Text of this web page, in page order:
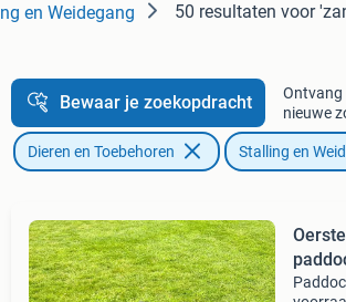
en Weidegang 50 resultaten voor
Bewaar je zoekopdracht
Ontvang
nieuwe
Dieren en Toebehoren Stalling en